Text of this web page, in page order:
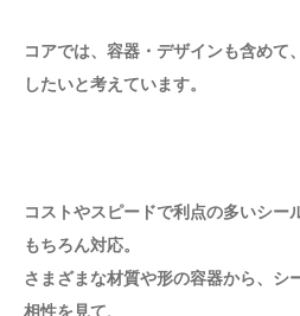
コアでは、容器・デザインも含めて
したいと考えています。
コストやスピードで利点の多いシー
もちろん対応。
さまざまな材質や形の容器から、シ
相性を見て、